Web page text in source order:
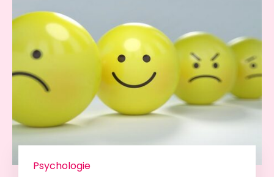
Psychologie